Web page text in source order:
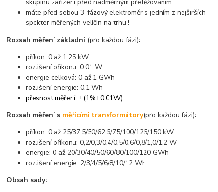
skupinu zařízení před nadměrným přetěžováním
máte před sebou 3-fázový elektroměr s jedním z nejširších
spekter měřených veličin na trhu !
Rozsah měření základní (pro každou fázi):
příkon: 0 až 1.25 kW
rozlišení příkonu: 0.01 W
energie celková: 0 až 1 GWh
rozlišení energie: 0.1 Wh
přesnost měření: ±(1%+0.01W)
Rozsah měření s měřícími transformátory(pro každou fázi):
příkon: 0 až 25/37,5/50/62,5/75/100/125/150 kW
rozlišení příkonu: 0,2/0,3/0,4/0,5/0,6/0,8/1,0/1,2 W
energie: 0 až 20/30/40/50/60/80/100/120 GWh
rozlišení energie: 2/3/4/5/6/8/10/12 Wh
Obsah sady: